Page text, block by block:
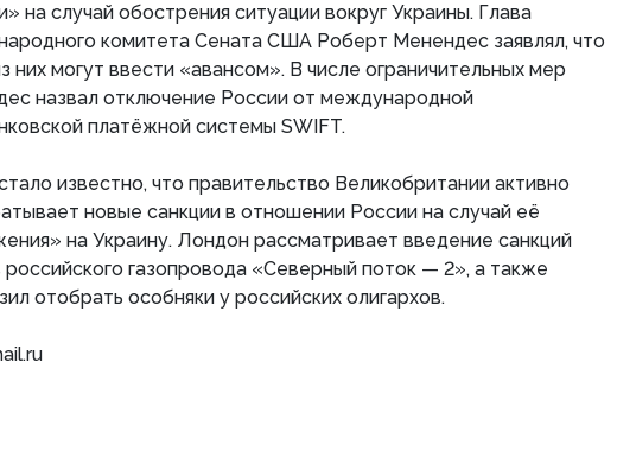
на случай обострения ситуации вокруг Украины. Глава
комитета Сената США Роберт Менендес заявлял, что
них могут ввести «авансом». В числе ограничительных мер
назвал отключение России от международной
платёжной системы SWIFT.
известно, что правительство Великобритании активно
новые санкции в отношении России на случай её
на Украину. Лондон рассматривает введение санкций
российского газопровода «Северный поток — 2», а также
отобрать особняки у российских олигархов.